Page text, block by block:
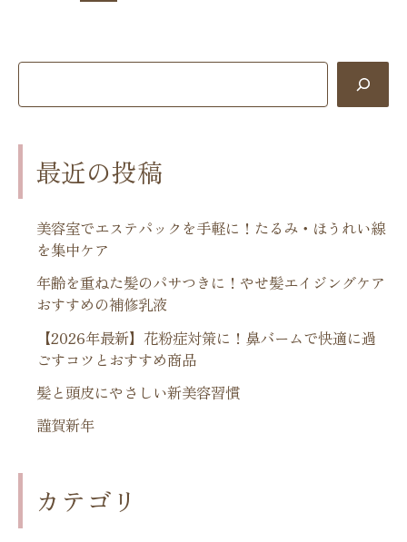
最近の投稿
美容室でエステパックを手軽に！たるみ・ほうれい線
を集中ケア
年齢を重ねた髪のパサつきに！やせ髪エイジングケア
おすすめの補修乳液
【2026年最新】花粉症対策に！鼻バームで快適に過
ごすコツとおすすめ商品
髪と頭皮にやさしい新美容習慣
謹賀新年
カテゴリ